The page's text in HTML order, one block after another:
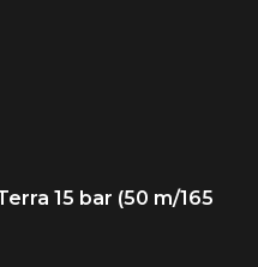
15 bar (50 m/165